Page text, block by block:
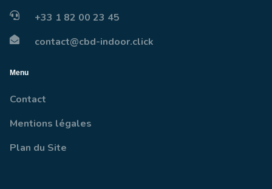
+33 1 82 00 23 45
contact@cbd-indoor.click
Menu
Contact
Mentions légales
Plan du Site